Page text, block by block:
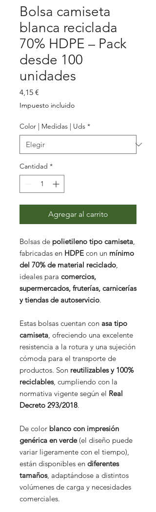
Bolsa camiseta
blanca reciclada
70% HDPE – Pack
desde 100
unidades
4,15 €
Impuesto incluido
Color | Medidas | Uds *
Cantidad *
Agregar al carrito
Bolsas de polietileno tipo camiseta,
fabricadas en HDPE con un mínimo
del 70% de material reciclado,
ideales para comercios,
supermercados, fruterías, carnicerías
y tiendas de autoservicio.
Estas bolsas cuentan con asa tipo
camiseta, ofreciendo una excelente
resistencia a la rotura y una sujeción
cómoda para el transporte de
productos. Son reutilizables y 100%
reciclables, cumpliendo con la
normativa vigente según el Real
Decreto 293/2018.
De color blanco con impresión
genérica en verde(el diseño puede
variar ligeramente con el tiempo),
están disponibles en diferentes
tamaños, adaptándose a distintos
volúmenes de carga y necesidades
comerciales.